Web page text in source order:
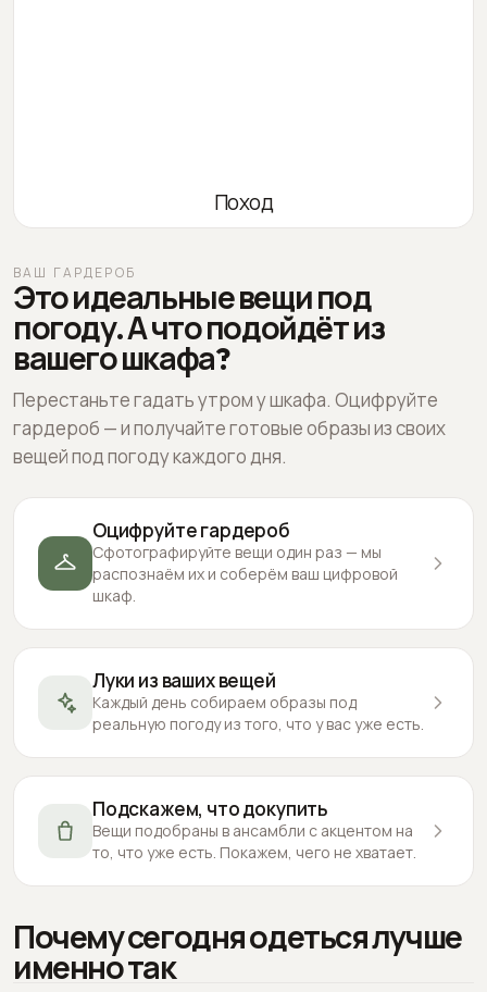
Поход
ВАШ ГАРДЕРОБ
Это идеальные вещи под
погоду. А что подойдёт из
вашего шкафа?
Перестаньте гадать утром у шкафа. Оцифруйте
гардероб — и получайте готовые образы из своих
вещей под погоду каждого дня.
Оцифруйте гардероб
Сфотографируйте вещи один раз — мы
распознаём их и соберём ваш цифровой
шкаф.
Луки из ваших вещей
Каждый день собираем образы под
реальную погоду из того, что у вас уже есть.
Подскажем, что докупить
Вещи подобраны в ансамбли с акцентом на
то, что уже есть. Покажем, чего не хватает.
Почему сегодня одеться лучше
именно так